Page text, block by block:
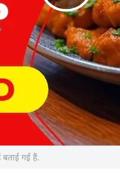
बताई गई हैं.